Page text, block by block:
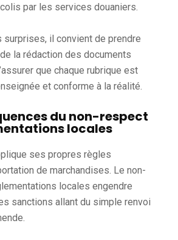
par les services douaniers.
surprises, il convient de prendre
la rédaction des documents
que chaque rubrique est
et conforme à la réalité.
du non-respect
locales
ses propres règles
de marchandises. Le non-
locales engendre
sanctions allant du simple renvoi